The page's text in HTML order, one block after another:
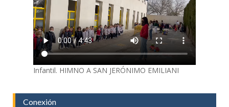
Infantil. HIMNO A SAN JERÓNIMO EMILIANI
Conexión